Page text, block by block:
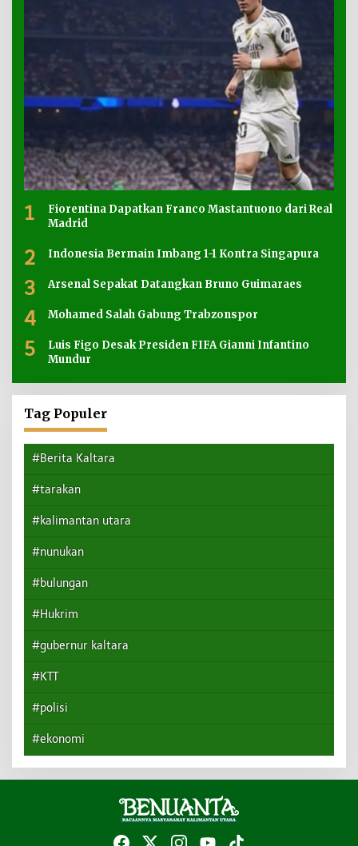
1
Fiorentina Dapatkan Franco Mastantuono dari Real
Madrid
2 Indonesia Bermain Imbang 1-1 Kontra Singapura
3 Arsenal Sepakat Datangkan Bruno Guimaraes
4 Mohamed Salah Gabung Trabzonspor
5
Luis Figo Desak Presiden FIFA Gianni Infantino
Mundur
Tag Populer
#Berita Kaltara
#tarakan
#kalimantan utara
#nunukan
#bulungan
#Hukrim
#gubernur kaltara
#KTT
#polisi
#ekonomi